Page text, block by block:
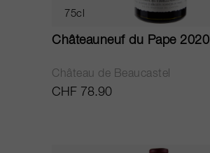
75cl
Châteauneuf du Pape 2020
Château de Beaucastel
CHF 78.90